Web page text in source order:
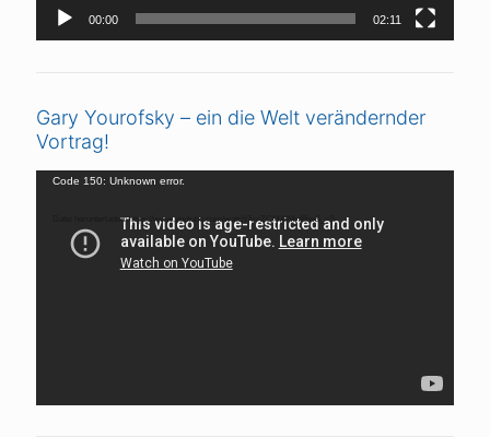
00:00 02:11
Gary Yourofsky – ein die Welt verändernder
Vortrag!
Video-
Code 150: Unknown error.
Datei herunterladen: https://www.youtube.com/watch?v=ZCMAIMnI8iw&_=5